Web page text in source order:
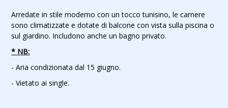
Arredate in stile moderno con un tocco tunisino, le camere
sono climatizzate e dotate di balcone con vista sulla piscina o
sul giardino. Includono anche un bagno privato.
* NB:
- Aria condizionata dal 15 giugno.
- Vietato ai single.